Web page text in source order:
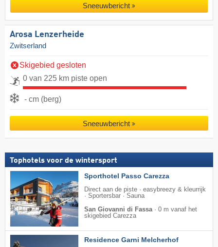
Sneeuwbericht
Arosa Lenzerheide
Zwitserland
Skigebied gesloten
0 van 225 km piste open
- cm (berg)
Sneeuwbericht
Tophotels voor de wintersport
Sporthotel Passo Carezza
Direct aan de piste · easybreezy & kleurrijk
· Sportersbar · Sauna
San Giovanni di Fassa· 0 m vanaf het
skigebied Carezza
Residence Garni Melcherhof